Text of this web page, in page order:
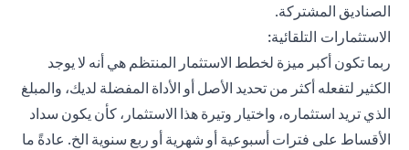
الصناديق المشتركة.
الاستثمارات التلقائية:
ربما تكون أكبر ميزة لخطط الاستثمار المنتظم هي أنه لا يوجد
الكثير لتفعله أكثر من تحديد الأصل أو الأداة المفضلة لديك، والمبلغ
الذي تريد استثماره، واختيار وتيرة هذا الاستثمار، كأن يكون سداد
الأقساط على فترات أسبوعية أو شهرية أو ربع سنوية الخ. عادةً ما